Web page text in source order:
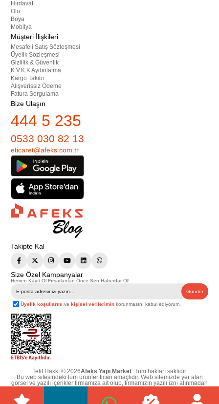
Hırdavat
Oto
Boya
Mobilya
Müşteri İlişkileri
Mesafeli Satış Sözleşmesi
Üyelik Sözleşmesi
Gizlilik & Güvenlik
K.V.K.K Aydınlatma
Kargo Takibi
Alışverişsiz Ödeme
Fatura Sorgulama
Bize Ulaşın
444 5 235
0533 030 82 13
eticaret@afeks.com.tr
Takipte Kal
Size Özel Kampanyalar
Hemen Kayıt Ol Fırsatlardan Önce Sen Haberdar Ol!
Gönder
Üyelik koşullarını vekişisel verilerimin korunmasını kabul ediyorum.
Telif Hakkı © 2026Afeks Yapı Market. Tüm hakları saklıdır.
Bu web sitesindeki tüm ürünler ticari amaçlıdır. Web sitemizde yer alan
görsel ve yazılı içerikler firmamıza ait olup, firmamızın yazılı izni alınmadan
hiçbir yazılı/görsel içerik, logo, kopyalanamaz, kaynak gösterilemez ve
başka yerlerde kullanılamaz. İçeriklerin izin alınmadan kopyalanması ve
kullanılması 5846 sayılı Fikir ve Sanat Eserleri Yasasına göre suçtur.